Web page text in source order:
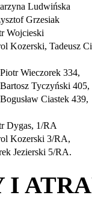
Ludwińska
Grzesiak
Wojcieski
Kozerski, Tadeusz
Wieczorek 334,
Tyczyński 405,
Ciastek 439,
Dygas, 1/RA
Kozerski 3/RA,
Jezierski 5/RA.
I